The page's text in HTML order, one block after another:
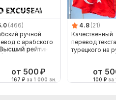
(466)
ручной
с арабского
от 500 ₽
167 ₽ за 1 000 зн.
4.8 (21)
Качественный
перевод
турецкого на
от
100 ₽ за